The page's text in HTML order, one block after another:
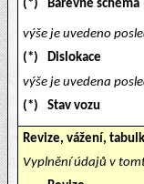
(*) Barevné schéma
výše je uvedeno
(*)
Dislokace
výše je uvedena
(*)
Stav vozu
Revize, vážení,
Vyplnění údajů v